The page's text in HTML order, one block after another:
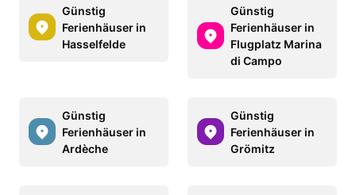
Günstig
Ferienhäuser in
Hasselfelde
Günstig
Ferienhäuser in
Flugplatz Marina
di Campo
Günstig
Ferienhäuser in
Ardèche
Günstig
Ferienhäuser in
Grömitz